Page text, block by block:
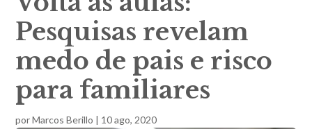
Pesquisas revelam
medo de pais e risco
para familiares
porMarcos Berillo | 10 ago, 2020